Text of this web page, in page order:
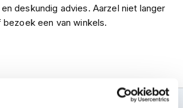
deskundig advies. Aarzel niet langer
een van winkels.